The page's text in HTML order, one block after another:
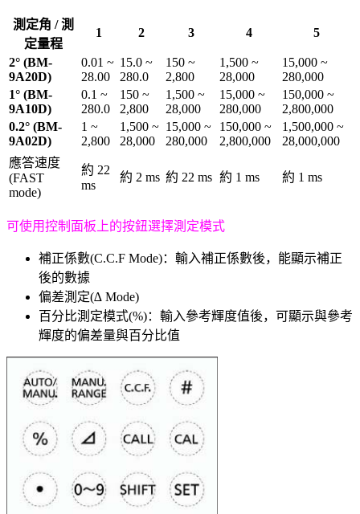
測定角 / 測
定量程
1 2 3 4 5
2° (BM-
9A20D)
0.01 ~
28.00
15.0 ~
280.0
150 ~
2,800
1,500 ~
28,000
15,000 ~
280,000
1° (BM-
9A10D)
0.1 ~
280.0
150 ~
2,800
1,500 ~
28,000
15,000 ~
280,000
150,000 ~
2,800,000
0.2° (BM-
9A02D)
1 ~
2,800
1,500 ~
28,000
15,000 ~
280,000
150,000 ~
2,800,000
1,500,000 ~
28,000,000
應答速度
(FAST
mode)
約 22
ms
約 2 ms 約 22 ms 約 1 ms 約 1 ms
可使用控制面板上的按鈕選擇測定模式
補正係數(C.C.F Mode)：輸入補正係數後，能顯示補正
後的數據
偏差測定(∆ Mode)
百分比測定模式(%)：輸入參考輝度值後，可顯示與參考
輝度的偏差量與百分比值